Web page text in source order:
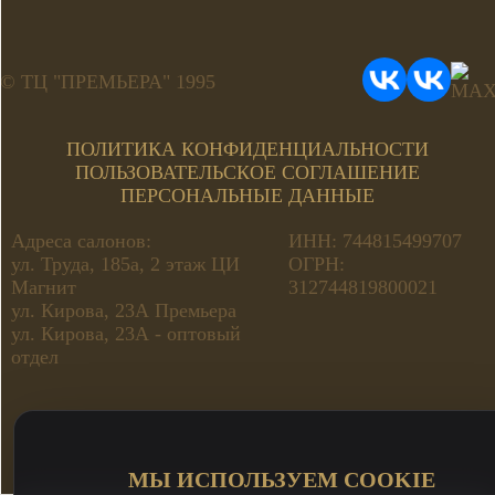
© ТЦ "ПРЕМЬЕРА" 1995
ПОЛИТИКА КОНФИДЕНЦИАЛЬНОСТИ
ПОЛЬЗОВАТЕЛЬСКОЕ СОГЛАШЕНИЕ
ПЕРСОНАЛЬНЫЕ ДАННЫЕ
Адреса салонов:
ул. Труда, 185а, 2 этаж ЦИ
Магнит
ул. Кирова, 23А Премьера
ул. Кирова, 23А - оптовый
отдел
ИНН: 744815499707
ОГРН:
312744819800021
МЫ ИСПОЛЬЗУЕМ COOKIE